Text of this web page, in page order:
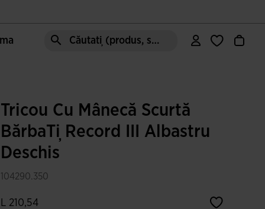
Căutați (produs, stil, zonă, etc.)
Tricou Cu Mânecă Scurtă
BărbaȚi Record III Albastru
Deschis
104290.350
L 210,54